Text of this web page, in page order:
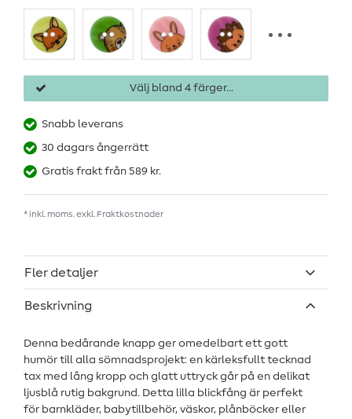
Välj bland 4 färger...
Snabb leverans
30 dagars ångerrätt
Gratis frakt från 589 kr.
* inkl. moms. exkl. Fraktkostnader
Fler detaljer
Beskrivning
Denna bedårande knapp ger omedelbart ett gott
humör till alla sömnadsprojekt: en kärleksfullt tecknad
tax med lång kropp och glatt uttryck går på en delikat
ljusblå rutig bakgrund. Detta lilla blickfång är perfekt
för barnkläder, babytillbehör, väskor, plånböcker eller